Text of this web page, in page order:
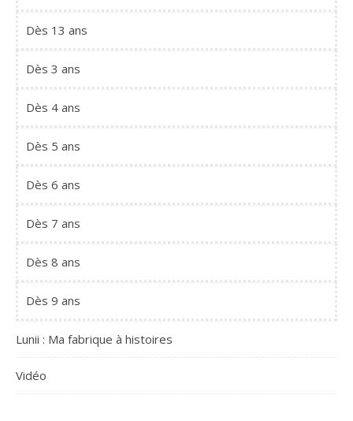
Dès 13 ans
Dès 3 ans
Dès 4 ans
Dès 5 ans
Dès 6 ans
Dès 7 ans
Dès 8 ans
Dès 9 ans
Lunii : Ma fabrique à histoires
Vidéo